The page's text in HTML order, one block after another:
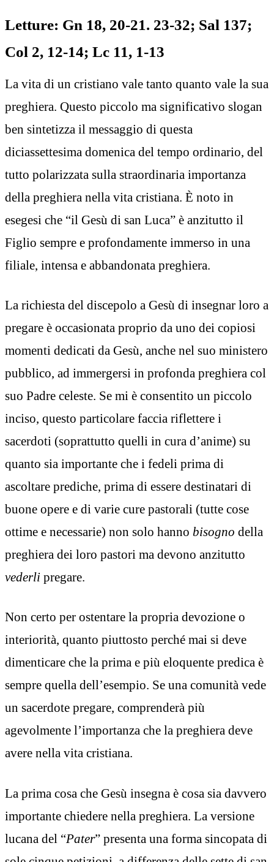
Letture: Gn 18, 20-21. 23-32; Sal 137;
Col 2, 12-14; Lc 11, 1-13
La vita di un cristiano vale tanto quanto vale la sua
preghiera. Questo piccolo ma significativo slogan
ben sintetizza il messaggio di questa
diciassettesima domenica del tempo ordinario, del
tutto polarizzata sulla straordinaria importanza
della preghiera nella vita cristiana. È noto in
esegesi che “il Gesù di san Luca” è anzitutto il
Figlio sempre e profondamente immerso in una
filiale, intensa e abbandonata preghiera.
La richiesta del discepolo a Gesù di insegnar loro a
pregare è occasionata proprio da uno dei copiosi
momenti dedicati da Gesù, anche nel suo ministero
pubblico, ad immergersi in profonda preghiera col
suo Padre celeste. Se mi è consentito un piccolo
inciso, questo particolare faccia riflettere i
sacerdoti (soprattutto quelli in cura d’anime) su
quanto sia importante che i fedeli prima di
ascoltare prediche, prima di essere destinatari di
buone opere e di varie cure pastorali (tutte cose
ottime e necessarie) non solo hanno bisogno della
preghiera dei loro pastori ma devono anzitutto
vederli pregare.
Non certo per ostentare la propria devozione o
interiorità, quanto piuttosto perché mai si deve
dimenticare che la prima e più eloquente predica è
sempre quella dell’esempio. Se una comunità vede
un sacerdote pregare, comprenderà più
agevolmente l’importanza che la preghiera deve
avere nella vita cristiana.
La prima cosa che Gesù insegna è cosa sia davvero
importante chiedere nella preghiera. La versione
lucana del “Pater” presenta una forma sincopata di